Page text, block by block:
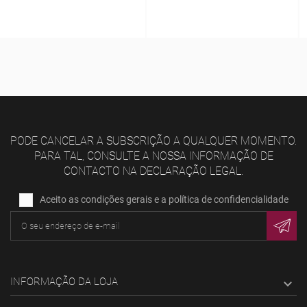
PODE CANCELAR A SUBSCRIÇÃO A QUALQUER MOMENTO.
PARA TAL, CONSULTE A NOSSA INFORMAÇÃO DE
CONTACTO NA DECLARAÇÃO LEGAL.
Aceito as condições gerais e a política de confidencialidade
INFORMAÇÃO DA LOJA 